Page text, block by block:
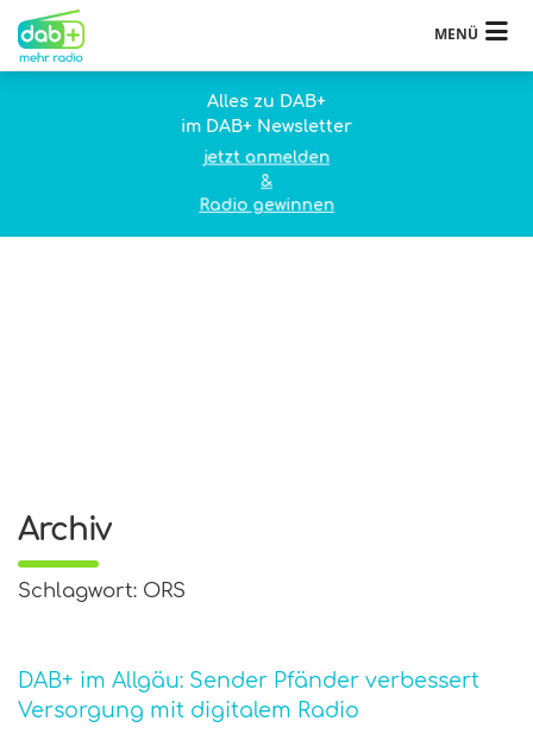
MENÜ
Alles zu DAB+
im DAB+ Newsletter
jetzt anmelden
&
Radio gewinnen
Archiv
Schlagwort: ORS
DAB+ im Allgäu: Sender Pfänder verbessert
Versorgung mit digitalem Radio